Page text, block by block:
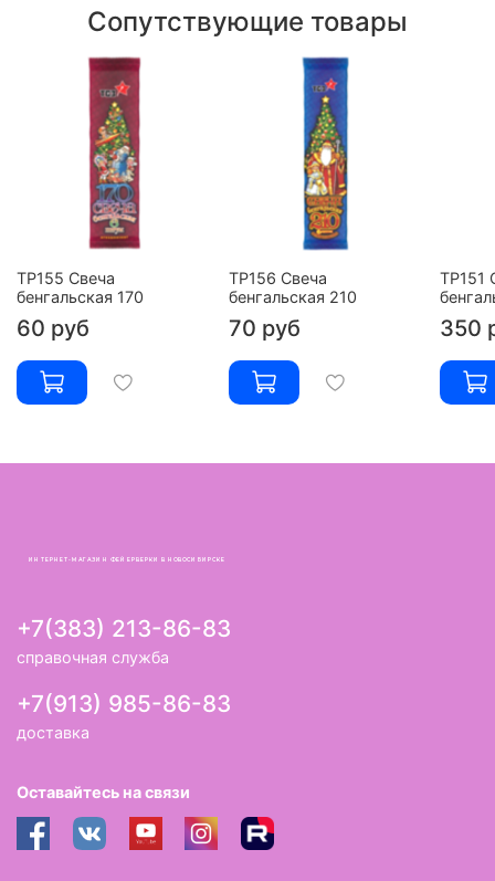
Сопутствующие товары
ТР155 Свеча
бенгальская 170
60 руб
ТР156 Свеча
бенгальская 210
70 руб
ТР151
350
ИНТЕРНЕТ-МАГАЗИН ФЕЙЕРВЕРКИ В НОВОСИБИРСКЕ
+7(383) 213-86-83
справочная служба
+7(913) 985-86-83
доставка
Оставайтесь на связи